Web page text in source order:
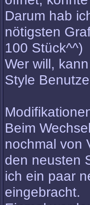
Darum hab
nötigsten
100 Stück^^)
Wer will,
Style
Beim
nochmal von
den neusten
ich ein paar
eingebracht.